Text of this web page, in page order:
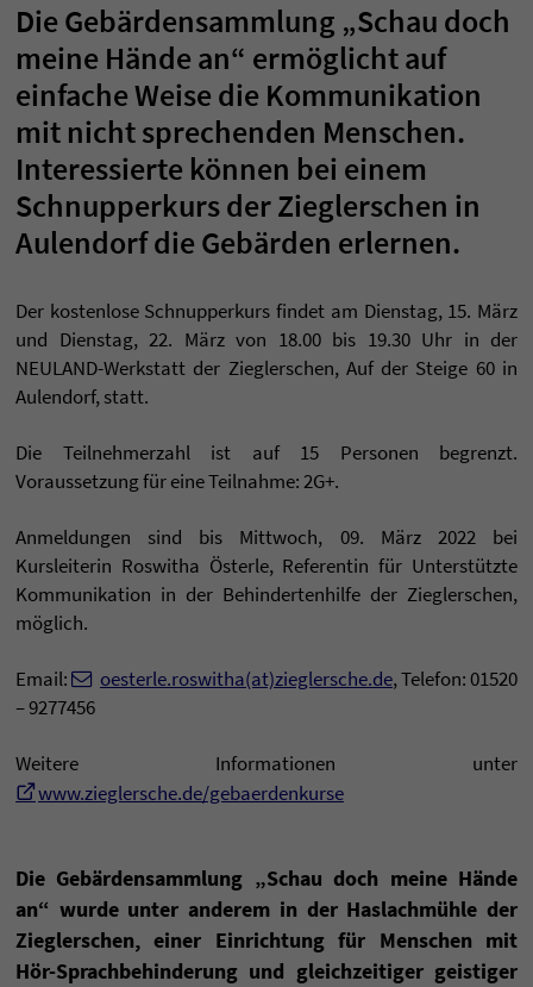
Die Gebärdensammlung „Schau doch
meine Hände an“ ermöglicht auf
einfache Weise die Kommunikation
mit nicht sprechenden Menschen.
Interessierte können bei einem
Schnupperkurs der Zieglerschen in
Aulendorf die Gebärden erlernen.
Der kostenlose Schnupperkurs findet am Dienstag, 15. März
und Dienstag, 22. März von 18.00 bis 19.30 Uhr in der
NEULAND-Werkstatt der Zieglerschen, Auf der Steige 60 in
Aulendorf, statt.
Die Teilnehmerzahl ist auf 15 Personen begrenzt.
Voraussetzung für eine Teilnahme: 2G+.
Anmeldungen sind bis Mittwoch, 09. März 2022 bei
Kursleiterin Roswitha Österle, Referentin für Unterstützte
Kommunikation in der Behindertenhilfe der Zieglerschen,
möglich.
Email: oesterle.roswitha(at)zieglersche.de, Telefon: 01520
– 9277456
Weitere Informationen unter
www.zieglersche.de/gebaerdenkurse
Die Gebärdensammlung „Schau doch meine Hände
an“ wurde unter anderem in der Haslachmühle der
Zieglerschen, einer Einrichtung für Menschen mit
Hör-Sprachbehinderung und gleichzeitiger geistiger